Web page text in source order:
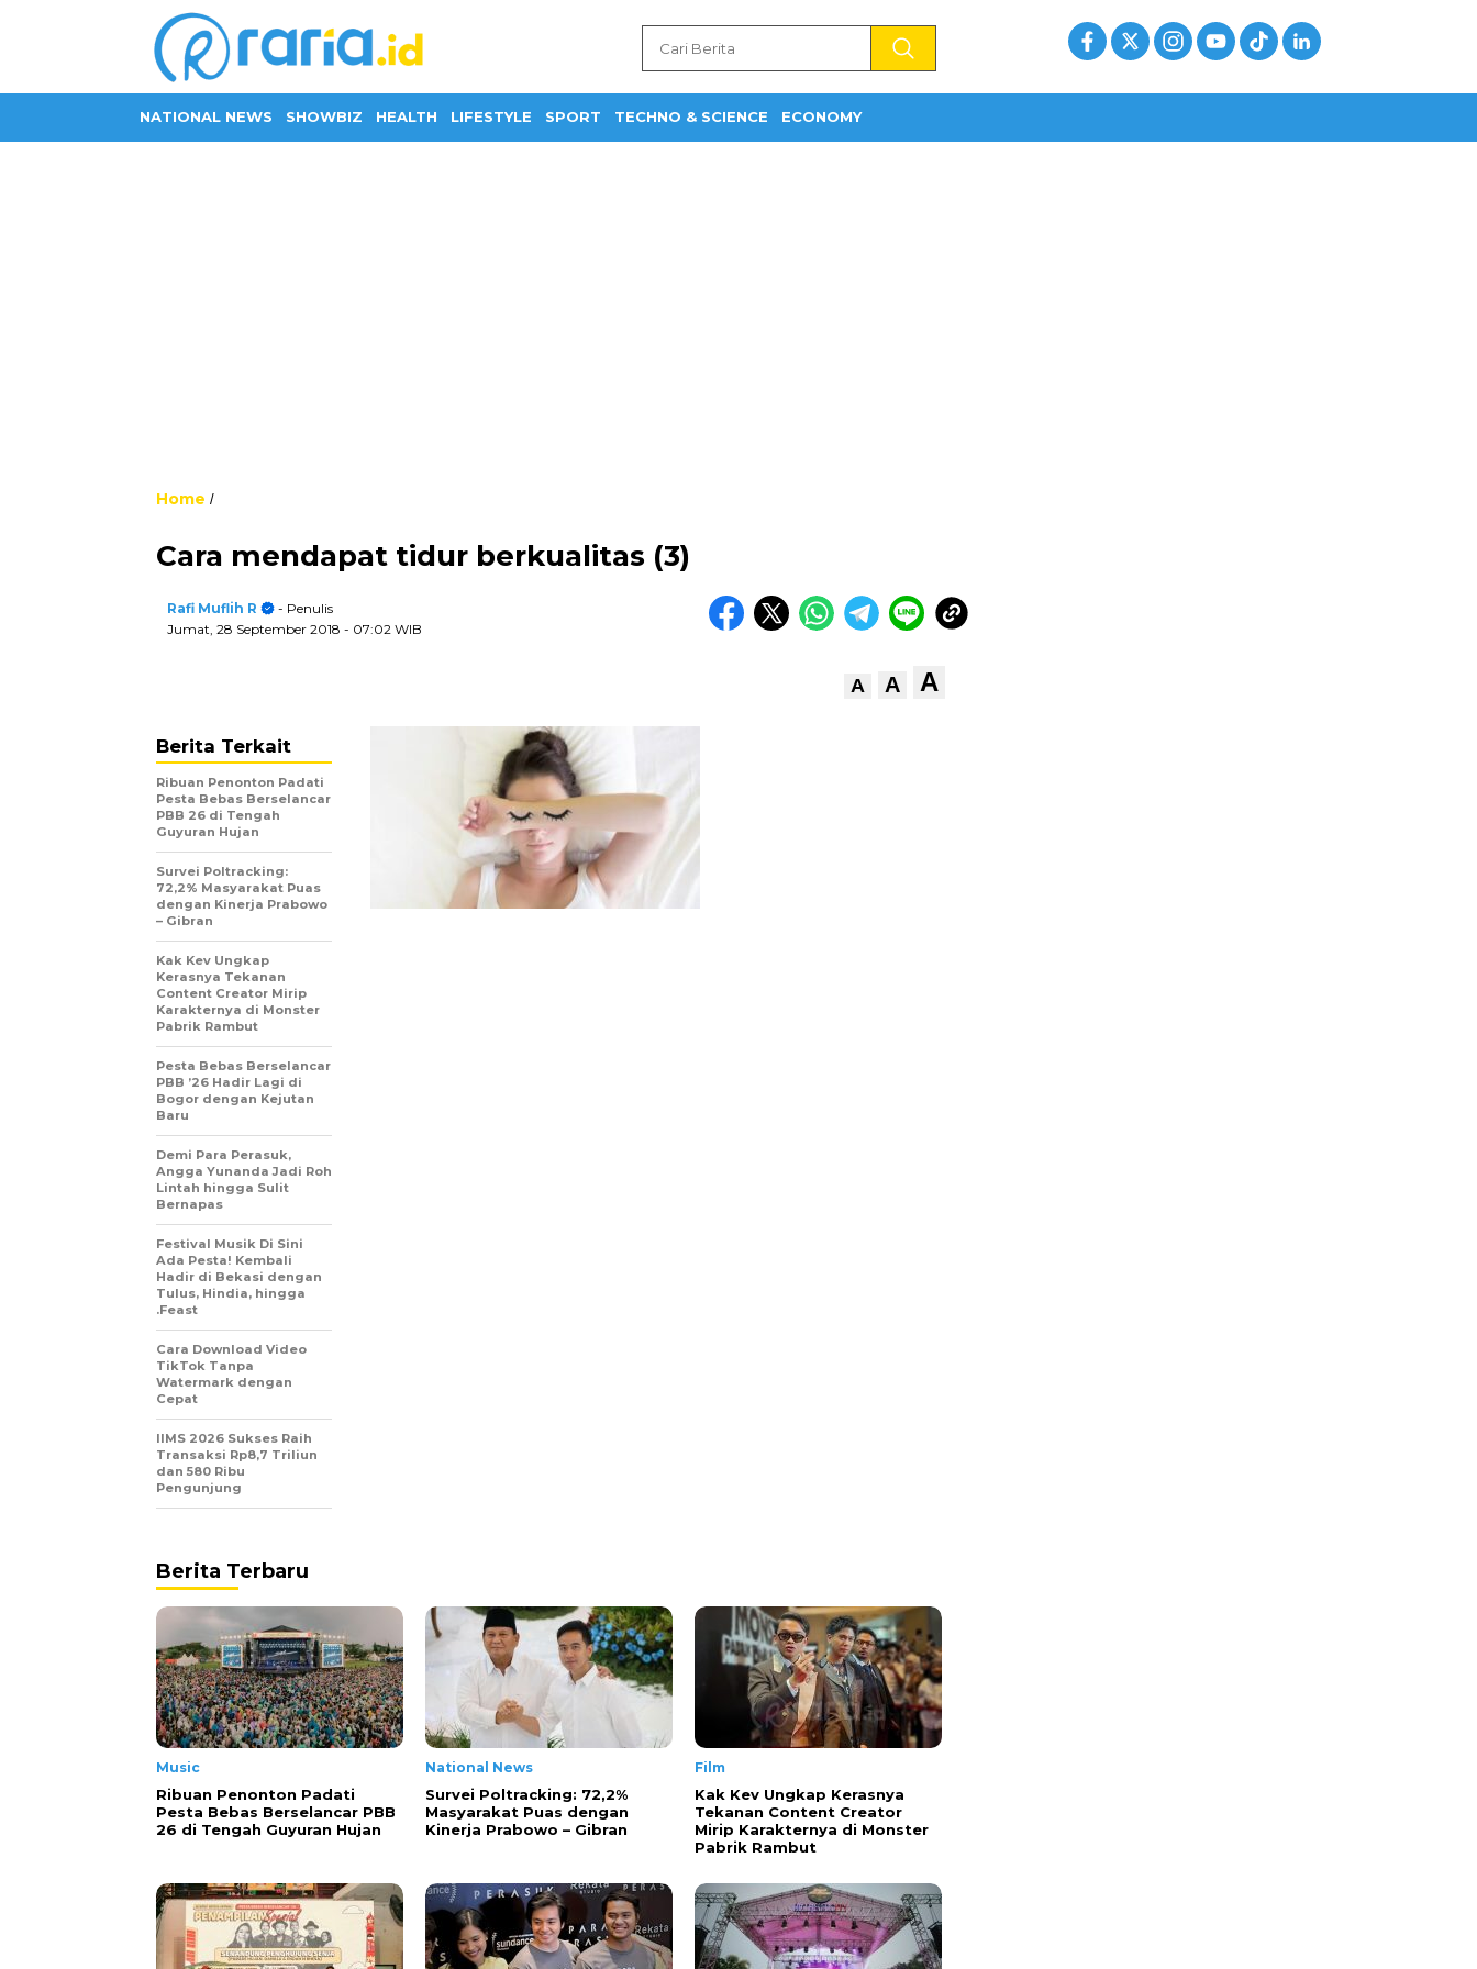
NATIONAL NEWS SHOWBIZ HEALTH LIFESTYLE SPORT TECHNO & SCIENCE ECONOMY
Home /
Cara mendapat tidur berkualitas (3)
Rafi Muflih R
- Penulis
Jumat, 28 September 2018 - 07:02 WIB
A A A
Berita Terkait
Ribuan Penonton Padati
Pesta Bebas Berselancar
PBB 26 di Tengah
Guyuran Hujan
Survei Poltracking:
72,2% Masyarakat Puas
dengan Kinerja Prabowo
– Gibran
Kak Kev Ungkap
Kerasnya Tekanan
Content Creator Mirip
Karakternya di Monster
Pabrik Rambut
Pesta Bebas Berselancar
PBB ’26 Hadir Lagi di
Bogor dengan Kejutan
Baru
Demi Para Perasuk,
Angga Yunanda Jadi Roh
Lintah hingga Sulit
Bernapas
Festival Musik Di Sini
Ada Pesta! Kembali
Hadir di Bekasi dengan
Tulus, Hindia, hingga
.Feast
Cara Download Video
TikTok Tanpa
Watermark dengan
Cepat
IIMS 2026 Sukses Raih
Transaksi Rp8,7 Triliun
dan 580 Ribu
Pengunjung
Berita Terbaru
Music
Ribuan Penonton Padati
Pesta Bebas Berselancar PBB
26 di Tengah Guyuran Hujan
National News
Survei Poltracking: 72,2%
Masyarakat Puas dengan
Kinerja Prabowo – Gibran
Film
Kak Kev Ungkap Kerasnya
Tekanan Content Creator
Mirip Karakternya di Monster
Pabrik Rambut